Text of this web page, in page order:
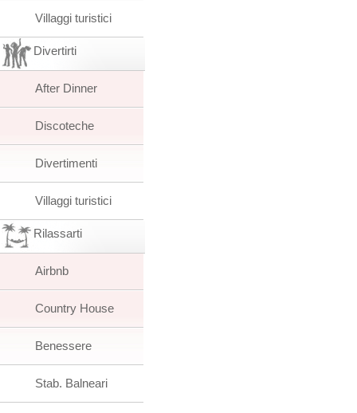
Villaggi turistici
Divertirti
After Dinner
Discoteche
Divertimenti
Villaggi turistici
Rilassarti
Airbnb
Country House
Benessere
Stab. Balneari